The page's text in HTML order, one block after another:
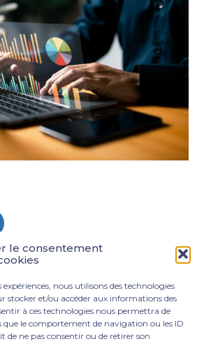
le consentement
nous utilisons des technologies
stocker et/ou accéder aux informations des
à ces technologies nous permettra de
que le comportement de navigation ou les ID
de ne pas consentir ou de retirer son